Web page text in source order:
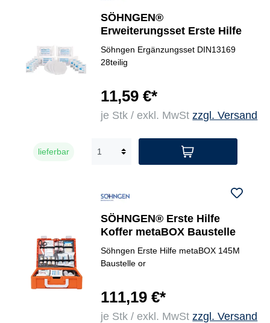
SÖHNGEN®
Erweiterungsset Erste Hilfe
Söhngen Ergänzungsset DIN13169
28teilig
11,59 €*
je Stk / exkl. MwStzzgl. Versand
lieferbar
SÖHNGEN® Erste Hilfe
Koffer metaBOX Baustelle
Söhngen Erste Hilfe metaBOX 145M
Baustelle or
111,19 €*
je Stk / exkl. MwStzzgl. Versand